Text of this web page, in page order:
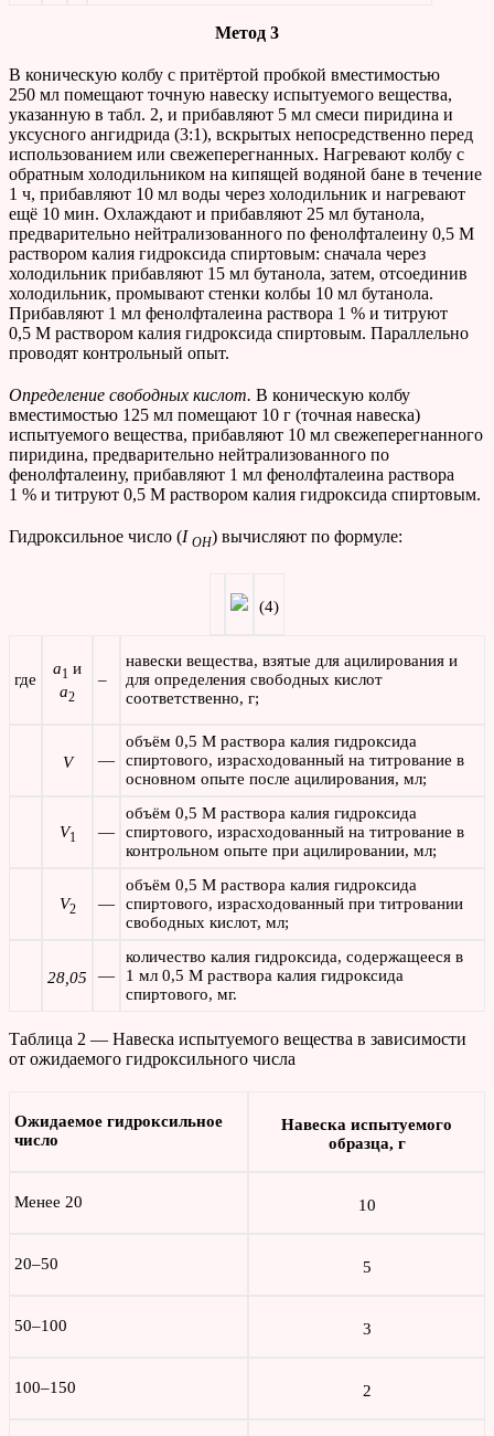
Метод 3
В коническую колбу с притёртой пробкой вместимостью
250 мл помещают точную навеску испытуемого вещества,
указанную в табл. 2, и прибавляют 5 мл смеси пиридина и
уксусного ангидрида (3:1), вскрытых непосредственно перед
использованием или свежеперегнанных. Нагревают колбу с
обратным холодильником на кипящей водяной бане в течение
1 ч, прибавляют 10 мл воды через холодильник и нагревают
ещё 10 мин. Охлаждают и прибавляют 25 мл бутанола,
предварительно нейтрализованного по фенолфталеину 0,5 М
раствором калия гидроксида спиртовым: сначала через
холодильник прибавляют 15 мл бутанола, затем, отсоединив
холодильник, промывают стенки колбы 10 мл бутанола.
Прибавляют 1 мл фенолфталеина раствора 1 % и титруют
0,5 М раствором калия гидроксида спиртовым. Параллельно
проводят контрольный опыт.
Определение свободных кислот. В коническую колбу
вместимостью 125 мл помещают 10 г (точная навеска)
испытуемого вещества, прибавляют 10 мл свежеперегнанного
пиридина, предварительно нейтрализованного по
фенолфталеину, прибавляют 1 мл фенолфталеина раствора
1 % и титруют 0,5 М раствором калия гидроксида спиртовым.
Гидроксильное число (I OH) вычисляют по формуле:
(4)
где
a1 и
a2
–
навески вещества, взятые для ацилирования и
для определения свободных кислот
соответственно, г;
V —
объём 0,5 М раствора калия гидроксида
спиртового, израсходованный на титрование в
основном опыте после ацилирования, мл;
V1 —
объём 0,5 М раствора калия гидроксида
спиртового, израсходованный на титрование в
контрольном опыте при ацилировании, мл;
V2 —
объём 0,5 М раствора калия гидроксида
спиртового, израсходованный при титровании
свободных кислот, мл;
28,05 —
количество калия гидроксида, содержащееся в
1 мл 0,5 М раствора калия гидроксида
спиртового, мг.
Таблица 2 — Навеска испытуемого вещества в зависимости
от ожидаемого гидроксильного числа
Ожидаемое гидроксильное
число
Навеска испытуемого
образца, г
Менее 20 10
20–50 5
50–100 3
100–150 2